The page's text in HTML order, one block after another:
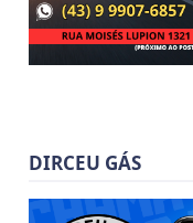
DIRCEU GÁS